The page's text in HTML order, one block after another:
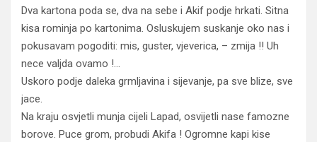
Dva kartona poda se, dva na sebe i Akif podje hrkati. Sitna
kisa rominja po kartonima. Osluskujem suskanje oko nas i
pokusavam pogoditi: mis, guster, vjeverica, – zmija !! Uh
nece valjda ovamo !…
Uskoro podje daleka grmljavina i sijevanje, pa sve blize, sve
jace.
Na kraju osvjetli munja cijeli Lapad, osvijetli nase famozne
borove. Puce grom, probudi Akifa ! Ogromne kapi kise